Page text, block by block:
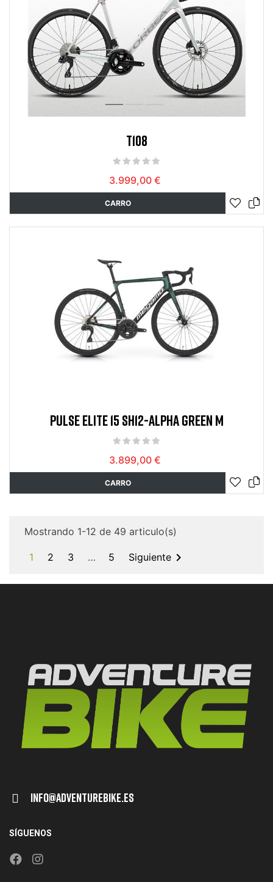
T108
3.999,00 €
CARRO
PULSE ELITE 15 SH12-ALPHA GREEN M
3.899,00 €
CARRO
Mostrando 1-12 de 49 articulo(s)
1 2 3 … 5 Siguiente 
Info@adventurebike.es
SÍGUENOS